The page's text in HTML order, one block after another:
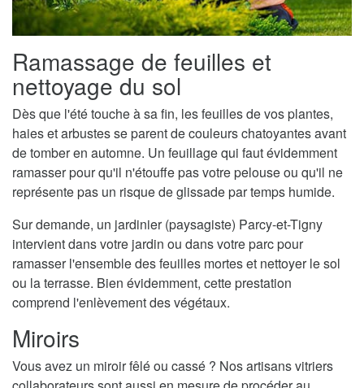
Ramassage de feuilles et
nettoyage du sol
Dès que l'été touche à sa fin, les feuilles de vos plantes,
haies et arbustes se parent de couleurs chatoyantes avant
de tomber en automne. Un feuillage qui faut évidemment
ramasser pour qu'il n'étouffe pas votre pelouse ou qu'il ne
représente pas un risque de glissade par temps humide.
Sur demande, un jardinier (paysagiste) Parcy-et-Tigny
intervient dans votre jardin ou dans votre parc pour
ramasser l'ensemble des feuilles mortes et nettoyer le sol
ou la terrasse. Bien évidemment, cette prestation
comprend l'enlèvement des végétaux.
Miroirs
Vous avez un miroir fêlé ou cassé ? Nos artisans vitriers